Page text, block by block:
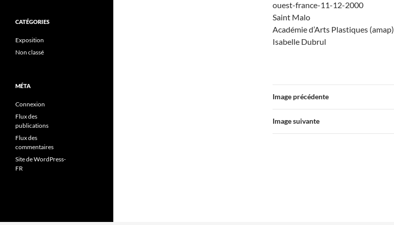
ouest-france-11-12-2000
Saint Malo
Académie d’Arts Plastiques (amap)
Isabelle Dubrul
Image précédente
Image suivante
CATÉGORIES
Exposition
Non classé
MÉTA
Connexion
Flux des
publications
Flux des
commentaires
Site de WordPress-
FR